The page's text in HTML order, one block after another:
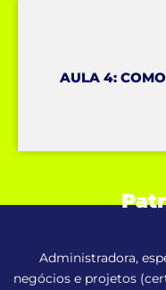
AULA 4:
Administradora,
negócios e projetos